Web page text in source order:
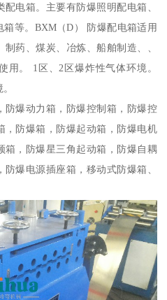
电箱。主要有防爆照明配电箱、
等。BXM（D） 防爆配电箱适用
药、煤炭、冶炼、船舶制造、、
用。 1区、2区爆炸性气体环境。
防爆动力箱，防爆控制箱，防爆控
，防爆箱，防爆起动箱，防爆电机
箱，防爆星三角起动箱，防爆自耦
爆电源插座箱，移动式防爆箱、